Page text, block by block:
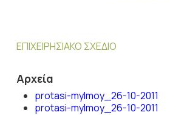
ΕΠΙΧΕΙΡΗΣΙΑΚΟ ΣΧΕΔΙΟ
Αρχεία
protasi-mylmoy_26-10-2011
protasi-mylmoy_26-10-2011